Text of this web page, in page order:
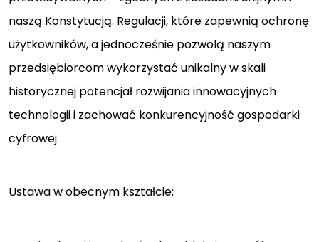
naszą Konstytucją. Regulacji, które zapewnią ochronę
użytkowników, a jednocześnie pozwolą naszym
przedsiębiorcom wykorzystać unikalny w skali
historycznej potencjał rozwijania innowacyjnych
technologii i zachować konkurencyjność gospodarki
cyfrowej.
Ustawa w obecnym kształcie: